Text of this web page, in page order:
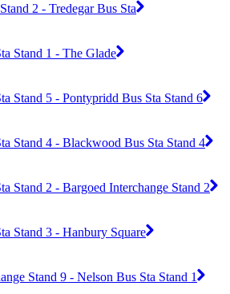
2 - Tredegar Bus Sta
Stand 1 - The Glade
Stand 5 - Pontypridd Bus Sta Stand 6
Stand 4 - Blackwood Bus Sta Stand 4
Stand 2 - Bargoed Interchange Stand 2
Stand 3 - Hanbury Square
Stand 9 - Nelson Bus Sta Stand 1